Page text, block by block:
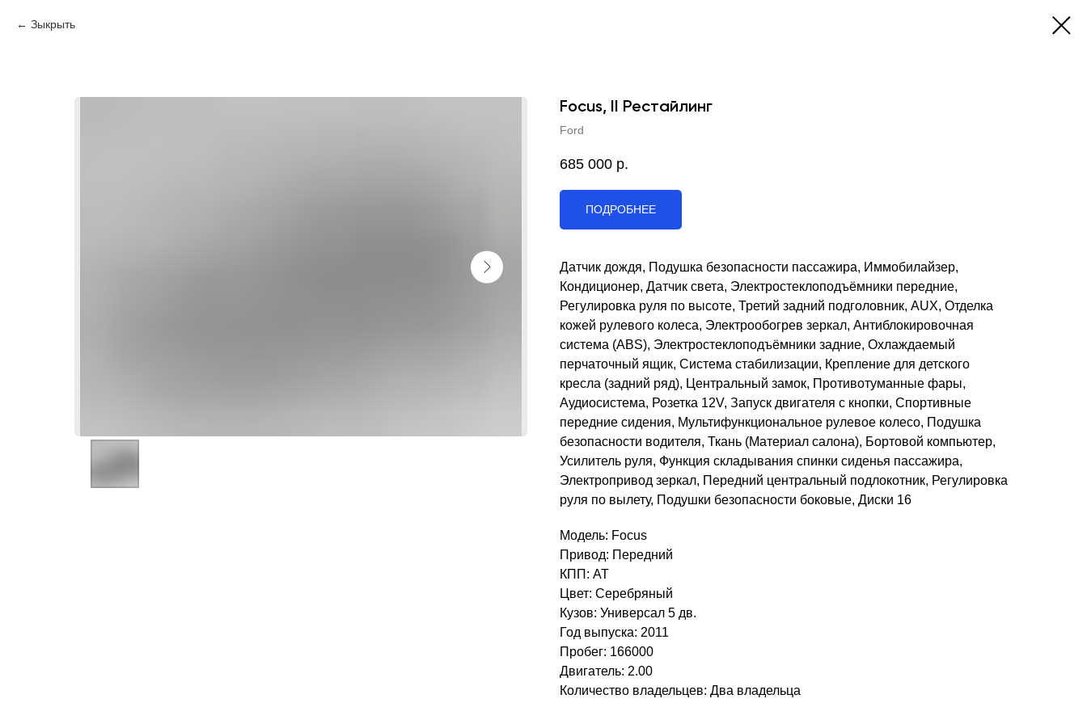
Зыкрыть
Focus, II Рестайлинг
Ford
685 000 р.
ПОДРОБНЕЕ
Датчик дождя, Подушка безопасности пассажира, Иммобилайзер,
Кондиционер, Датчик света, Электростеклоподъёмники передние,
Регулировка руля по высоте, Третий задний подголовник, AUX, Отделка
кожей рулевого колеса, Электрообогрев зеркал, Антиблокировочная
система (ABS), Электростеклоподъёмники задние, Охлаждаемый
перчаточный ящик, Система стабилизации, Крепление для детского
кресла (задний ряд), Центральный замок, Противотуманные фары,
Аудиосистема, Розетка 12V, Запуск двигателя с кнопки, Спортивные
передние сидения, Мультифункциональное рулевое колесо, Подушка
безопасности водителя, Ткань (Материал салона), Бортовой компьютер,
Усилитель руля, Функция складывания спинки сиденья пассажира,
Электропривод зеркал, Передний центральный подлокотник, Регулировка
руля по вылету, Подушки безопасности боковые, Диски 16
Модель: Focus
Привод: Передний
КПП: AT
Цвет: Серебряный
Кузов: Универсал 5 дв.
Год выпуска: 2011
Пробег: 166000
Двигатель: 2.00
Количество владельцев: Два владельца